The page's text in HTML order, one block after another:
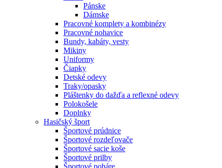
Pánske
Dámske
Pracovné komplety a kombinézy
Pracovné nohavice
Bundy, kabáty, vesty
Mikiny
Uniformy
Čiapky
Detské odevy
Traky/opasky
Pláštenky do dažďa a reflexné odevy
Polokošele
Doplnky
Hasičský šport
Športové prúdnice
Športové rozdeľovače
Športové sacie koše
Športové prilby
Športové poháre